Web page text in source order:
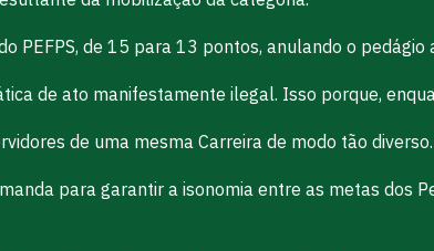
PEFPS, de 15 para 13 pontos, anulando o
de ato manifestamente ilegal. Isso porque,
de uma mesma Carreira de modo tão diverso.
para garantir a isonomia entre as metas dos